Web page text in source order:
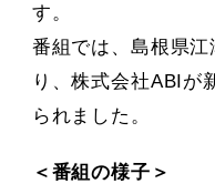
す。
番組では、島根県
り、株式会社ABIが
られました。
＜番組の様子＞